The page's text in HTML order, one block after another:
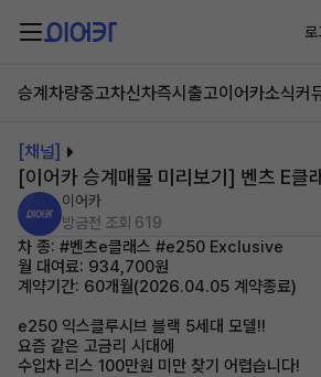
로
승계차량중고차신차즉시출고이어카소식커
[채널]
[이어카 승계매물 미리보기] 벤츠 E클
이어카
방금전 조회 619
차 종: #벤츠e클래스 #e250 Exclusive
월 대여료: 934,700원
계약기간: 60개월(2026.04.05 계약종료)
e250 익스클루시브 블랙 5세대 모델!!
요즘 같은 고금리 시대에
수입차 리스 100만원 미만 찾기 어렵습니다!